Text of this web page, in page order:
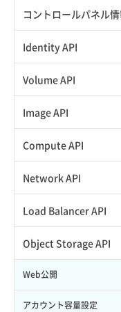
APIでAPIサブユーザーを
APIでVPSにISOイメージ
APIでVPSを作成する
コントロールパネル
APIユーザーを作成する
API情報を確認する
Identity API
Credential一覧取得
Credential作成
Credential削除
サブユーザーにロールを
サブユーザー一覧取得
サブユーザー作成
Volume API
スナップショット一覧取得
スナップショット作成
スナップショット削除
スナップショット詳細取
バックアップリストア
Image API
ISOイメージアップロード
ISOイメージ作成
イメージ一覧取得
Compute API
ISOイメージ挿入/排出
SSHキーペア一覧取得
SSHキーペア作成
SSHキーペア削除
SSHキーペア詳細取得
Network API
QoSポリシー一覧取得
QoSポリシー詳細取得
サブネット一覧取得
サブネット作成（ローカ
Load Balancer API
プール一覧取得
プール作成
プール削除
Object Storage API
Web公開
アカウント容量設定